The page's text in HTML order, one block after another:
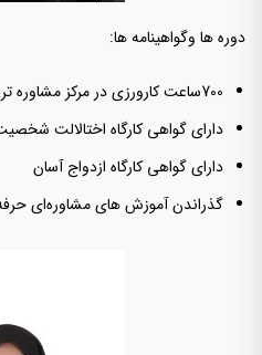
دوره ها وگواهینامه ها:
700ساعت کارورزی در مرکز مشاوره ترنج
دارای گواهی کارگاه اختالالت
دارای گواهی کارگاه ازدواج آسان
گذراندن آموزش های مشاوره‌ای